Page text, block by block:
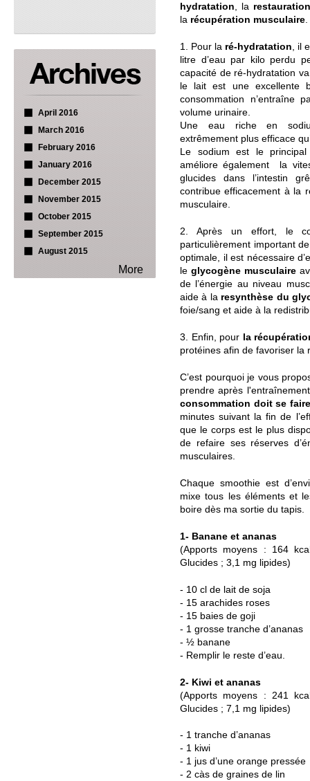
April 2016
March 2016
February 2016
January 2016
December 2015
November 2015
October 2015
September 2015
August 2015
More
hydratation , la
la récupération musculaire
1. Pour la ré-hydratation , il
litre d’eau par kilo perdu
capacité de ré-hydratation
le lait est une excellente
consommation n’entraîne
volume urinaire.
Une eau riche en
extrêmement plus efficace
Le sodium est le
améliore également la
glucides dans l’intestin
contribue efficacement à la
musculaire.
2. Après un effort, le
particulièrement important
optimale, il est nécessaire
le glycogène musculaire
de l’énergie au niveau
aide à la resynthèse du
foie/sang et aide à la
3. Enfin, pour la
protéines afin de favoriser la
C’est pourquoi je vous
prendre après
consommation doit se
minutes suivant la fin de
que le corps est le plus
de refaire ses réserves
musculaires.
Chaque smoothie est
mixe tous les éléments et
boire dès ma sortie du tapis.
1- Banane et ananas
(Apports moyens : 164
Glucides ; 3,1 mg lipides)
- 10 cl de lait de soja
- 15 arachides roses
- 15 baies de goji
- 1 grosse tranche d’ananas
- ½ banane
- Remplir le reste d’eau.
2- Kiwi et ananas
(Apports moyens : 241
Glucides ; 7,1 mg lipides)
- 1 tranche d’ananas
- 1 kiwi
- 1 jus d’une orange pressée
- 2 càs de graines de lin